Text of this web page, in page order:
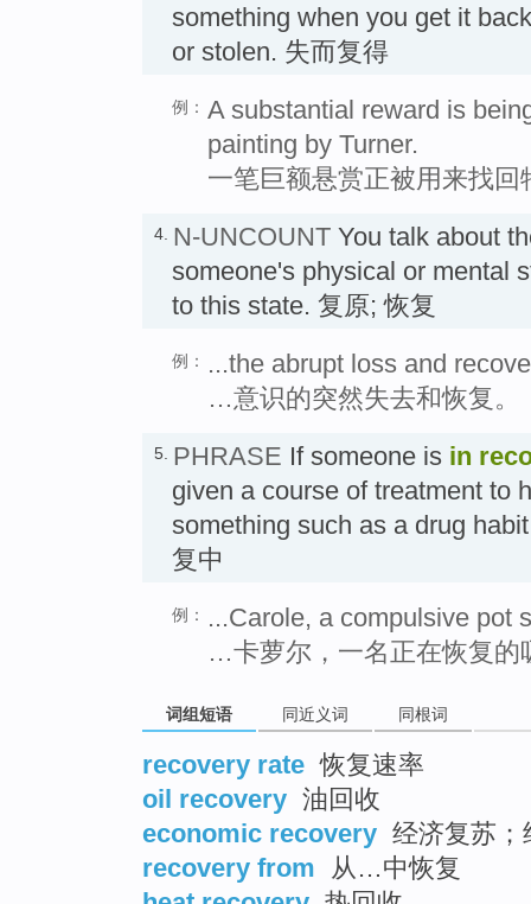
something when you get it
or stolen. 失而复得
例： A substantial reward is
painting by Turner.
一笔巨额悬赏正被用来找回
4. N-UNCOUNT You talk about
someone's physical or mental
to this state. 复原; 恢复
例：
...the abrupt loss and
…意识的突然失去和恢复。
5. PHRASE If someone is in
given a course of treatment to
something such as a drug
复中
例：
...Carole, a compulsive pot
…卡萝尔，一名正在恢复的
词组短语 同近义词 同根词
recovery rate 恢复速率
oil recovery 油回收
economic recovery 经济复苏；
recovery from
从…中恢复